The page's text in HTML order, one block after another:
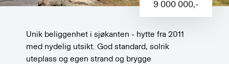
9 000 000,-
Unik beliggenhet i sjøkanten - hytte fra 2011
med nydelig utsikt. God standard, solrik
uteplass og egen strand og brygge